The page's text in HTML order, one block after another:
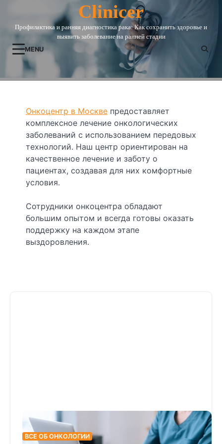
content
Clinicer
Профилактика и ранняя диагностика рака: Как сохранить здоровье и
выявить заболевание на ранней стадии
MENU
Онкоцентр в Москве предоставляет
комплексное лечение онкологических
заболеваний с использованием передовых
технологий. Наш центр ориентирован на
качественное лечение и заботу о
пациентах, создавая для них комфортные
условия.
Сотрудники онкоцентра обладают
большим опытом и всегда готовы оказать
поддержку на каждом этапе
выздоровления.
ВСЕ ОБ ОНКОЛОГИИ